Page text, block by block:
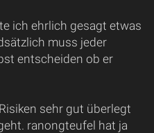
ich ehrlich gesagt etwas
muss jeder
entscheiden ob er
sehr gut überlegt
ranongteufel hat ja